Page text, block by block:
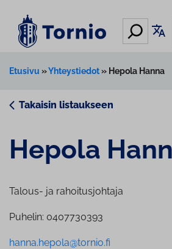
sisältöön
Hae
Etusivu »Yhteystiedot» Hepola Hanna
Takaisin listaukseen
Hepola
Talous- ja rahoitusjohtaja
Puhelin: 0407730393
hanna.hepola@tornio.fi